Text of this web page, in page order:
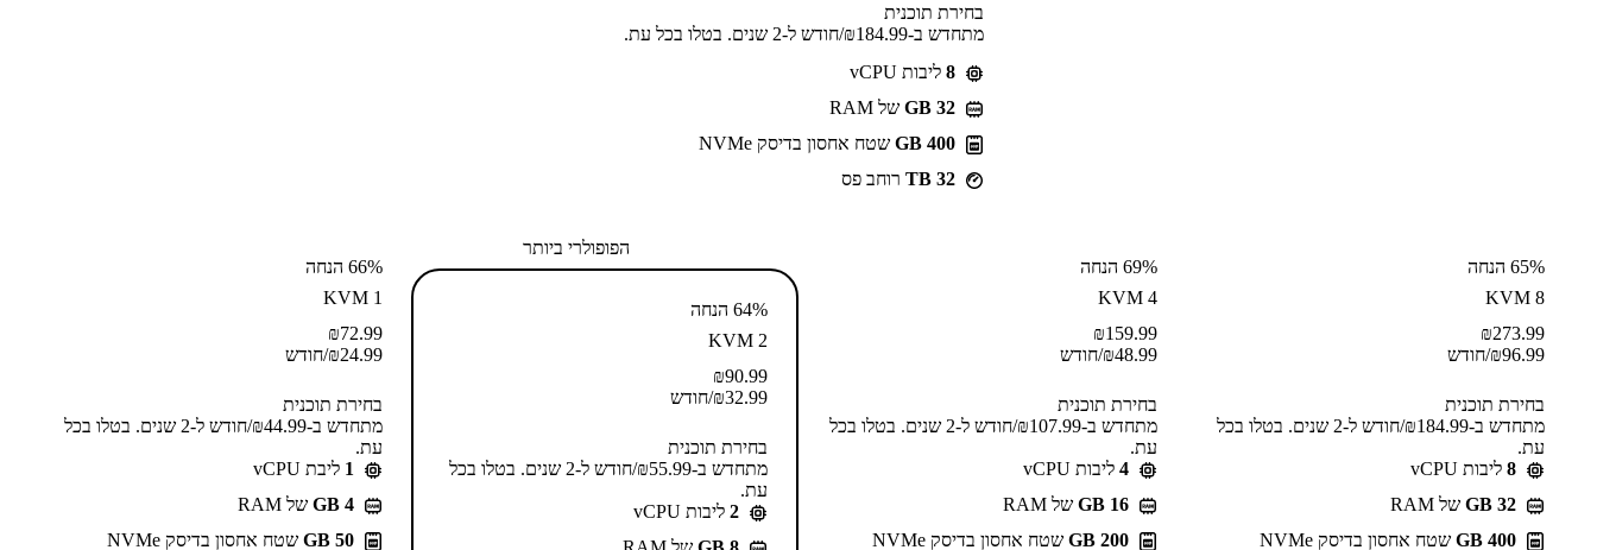
בחירת תוכנית
מתחדש ב-⁦184.99⁩₪/חודש ל-2 שנים. בטלו בכל עת.
8 ליבות vCPU
GB 32 של RAM
400 GB
שטח אחסון בדיסק NVMe
32 TB
רוחב פס
66% הנחה
KVM 1
72.99
₪
24.99
₪/חודש
בחירת תוכנית
מתחדש ב-⁦44.99⁩₪/חודש ל-2 שנים. בטלו בכל
עת.
1 ליבת vCPU
GB 4 של RAM
50 GB
שטח אחסון בדיסק NVMe
הפופולרי ביותר
64% הנחה
KVM 2
90.99
₪
32.99
₪/חודש
בחירת תוכנית
מתחדש ב-⁦55.99⁩₪/חודש ל-2 שנים. בטלו בכל
עת.
2 ליבות vCPU
69% הנחה
KVM 4
159.99
₪
48.99
₪/חודש
בחירת תוכנית
מתחדש ב-⁦107.99⁩₪/חודש ל-2 שנים. בטלו בכל
עת.
4 ליבות vCPU
GB 16 של RAM
200 GB
שטח אחסון בדיסק NVMe
65% הנחה
KVM 8
273.99
₪
96.99
₪/חודש
בחירת תוכנית
מתחדש ב-⁦184.99⁩₪/חודש ל-2 שנים. בטלו בכל
עת.
8 ליבות vCPU
GB 32 של RAM
400 GB
שטח אחסון בדיסק NVMe